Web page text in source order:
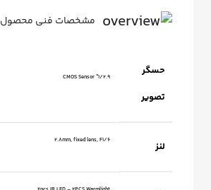
مشخصات فنی محصول
حسگر
تصویر
1/2.9" CMOS Sensor
لنز 2.8mm, fixed lens, F1/6